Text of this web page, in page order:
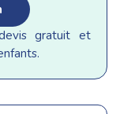
gratuit et